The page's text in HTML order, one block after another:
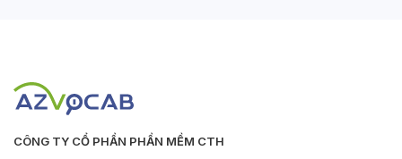
CÔNG TY CỔ PHẦN PHẦN MỀM CTH